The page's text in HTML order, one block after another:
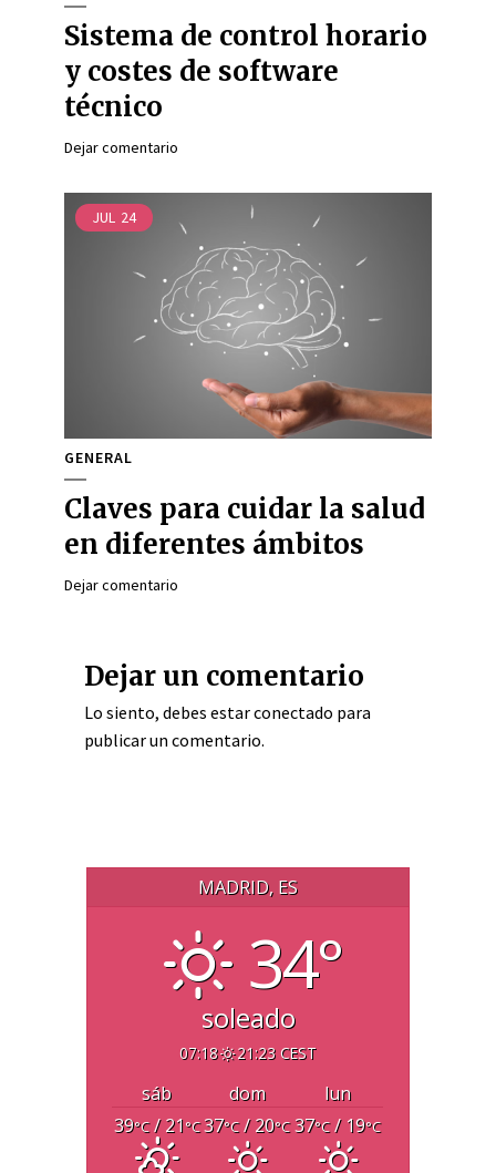
Sistema de control horario
y costes de software
técnico
Dejar comentario
JUL 24
GENERAL
Claves para cuidar la salud
en diferentes ámbitos
Dejar comentario
Dejar un comentario
Lo siento, debes estarconectado para
publicar un comentario.
MADRID, ES
34°
soleado
07:18 21:23 CEST
sáb dom
lun
39°C/ 21°C37°C/ 20°C 37°C/ 19°C